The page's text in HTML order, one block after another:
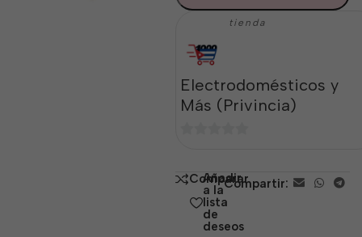
tienda
Electrodomésticos y
Más (Privincia)
5 Comparar
Añadir
a la
lista
de
deseos
Compartir: